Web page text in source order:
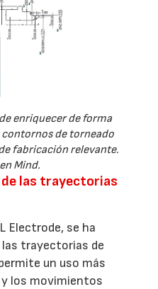
enriquecer de forma
de torneado
fabricación relevante.
Mind.
las trayectorias
Electrode, se ha
trayectorias de
un uso más
los movimientos